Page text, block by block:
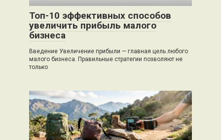
Топ-10 эффективных способов
увеличить прибыль малого
бизнеса
Введение Увеличение прибыли — главная цель любого
малого бизнеса. Правильные стратегии позволяют не
только